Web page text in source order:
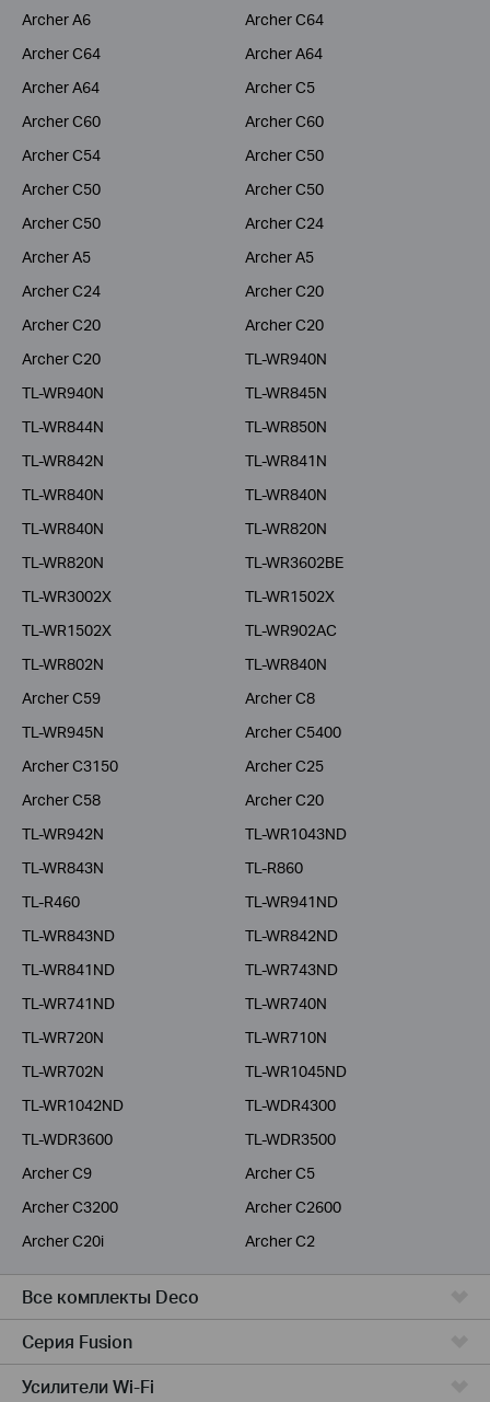
Archer A6
Archer C64
Archer C64
Archer A64
Archer A64
Archer C5
Archer C60
Archer C60
Archer C54
Archer C50
Archer C50
Archer C50
Archer C50
Archer C24
Archer A5
Archer A5
Archer C24
Archer C20
Archer C20
Archer C20
Archer C20
TL-WR940N
TL-WR940N
TL-WR845N
TL-WR844N
TL-WR850N
TL-WR842N
TL-WR841N
TL-WR840N
TL-WR840N
TL-WR840N
TL-WR820N
TL-WR820N
TL-WR3602BE
TL-WR3002X
TL-WR1502X
TL-WR1502X
TL-WR902AC
TL-WR802N
TL-WR840N
Archer C59
Archer C8
TL-WR945N
Archer C5400
Archer C3150
Archer C25
Archer C58
Archer C20
TL-WR942N
TL-WR1043ND
TL-WR843N
TL-R860
TL-R460
TL-WR941ND
TL-WR843ND
TL-WR842ND
TL-WR841ND
TL-WR743ND
TL-WR741ND
TL-WR740N
TL-WR720N
TL-WR710N
TL-WR702N
TL-WR1045ND
TL-WR1042ND
TL-WDR4300
TL-WDR3600
TL-WDR3500
Archer C9
Archer C5
Archer C3200
Archer C2600
Archer C20i
Archer C2
Все комплекты Deco
Серия Fusion
Усилители Wi-Fi